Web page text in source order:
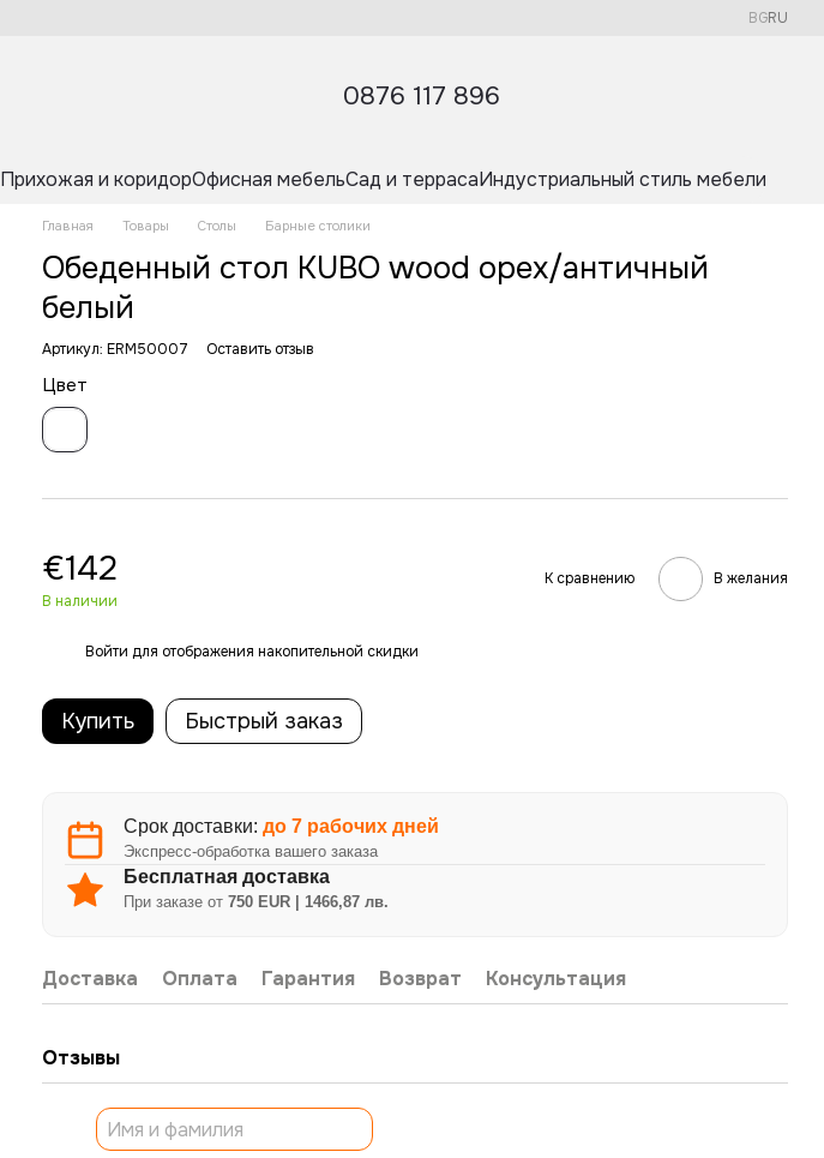
BGRU
0876 117 896
Прихожая и коридорОфисная мебельСад и террасаИндустриальный стиль мебели
Главная Товары Столы Барные столики
Обеденный стол KUBO wood орех/античный
белый
Артикул: ERM50007 Оставить отзыв
Цвет
€142
В наличии
К сравнению В желания
Войти для отображения накопительной скидки
Купить Быстрый заказ
Срок доставки: до 7 рабочих дней
Экспресс-обработка вашего заказа
Бесплатная доставка
При заказе от 750 EUR | 1466,87 лв.
Доставка Оплата Гарантия Возврат Консультация
Отзывы